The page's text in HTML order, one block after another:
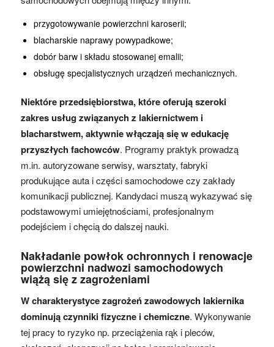
przygotowywanie powierzchni karoserii;
blacharskie naprawy powypadkowe;
dobór barw i składu stosowanej emalii;
obsługę specjalistycznych urządzeń mechanicznych.
Niektóre przedsiębiorstwa, które oferują szeroki
zakres usług związanych z lakiernictwem i
blacharstwem, aktywnie włączają się w edukację
przyszłych fachowców. Programy praktyk prowadzą
m.in. autoryzowane serwisy, warsztaty, fabryki
produkujące auta i części samochodowe czy zakłady
komunikacji publicznej. Kandydaci muszą wykazywać się
podstawowymi umiejętnościami, profesjonalnym
podejściem i chęcią do dalszej nauki.
Nakładanie powłok ochronnych i renowacje
powierzchni nadwozi samochodowych
wiążą się z zagrożeniami
W charakterystyce zagrożeń zawodowych lakiernika
dominują czynniki fizyczne i chemiczne. Wykonywanie
tej pracy to ryzyko np. przeciążenia rąk i pleców,